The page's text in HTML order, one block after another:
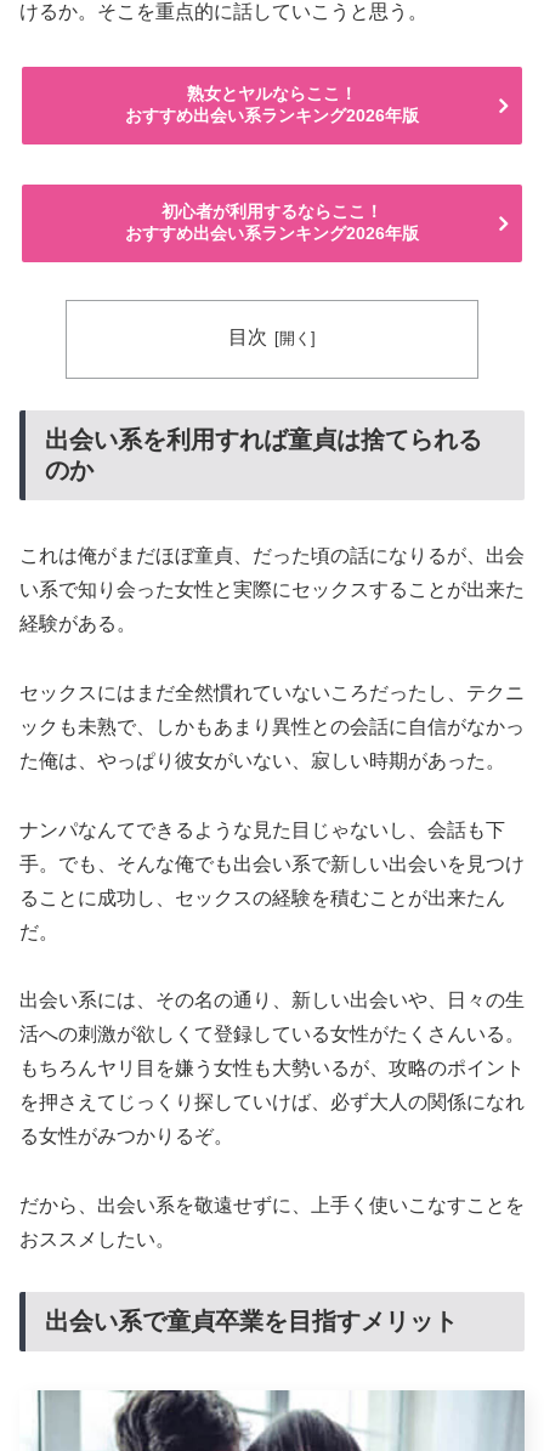
けるか。そこを重点的に話していこうと思う。
熟女とヤルならここ！
おすすめ出会い系ランキング2026年版
初心者が利用するならここ！
おすすめ出会い系ランキング2026年版
目次
出会い系を利用すれば童貞は捨てられる
のか
これは俺がまだほぼ童貞、だった頃の話になりるが、出会
い系で知り会った女性と実際にセックスすることが出来た
経験がある。
セックスにはまだ全然慣れていないころだったし、テクニ
ックも未熟で、しかもあまり異性との会話に自信がなかっ
た俺は、やっぱり彼女がいない、寂しい時期があった。
ナンパなんてできるような見た目じゃないし、会話も下
手。でも、そんな俺でも出会い系で新しい出会いを見つけ
ることに成功し、セックスの経験を積むことが出来たん
だ。
出会い系には、その名の通り、新しい出会いや、日々の生
活への刺激が欲しくて登録している女性がたくさんいる。
もちろんヤリ目を嫌う女性も大勢いるが、攻略のポイント
を押さえてじっくり探していけば、必ず大人の関係になれ
る女性がみつかりるぞ。
だから、出会い系を敬遠せずに、上手く使いこなすことを
おススメしたい。
出会い系で童貞卒業を目指すメリット